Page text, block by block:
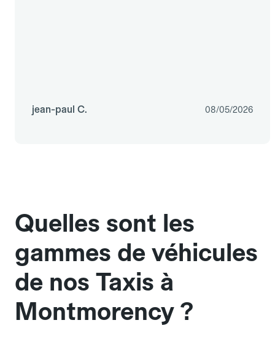
jean-paul C. 08/05/2026
Quelles sont les
gammes de véhicules
de nos Taxis à
Montmorency ?